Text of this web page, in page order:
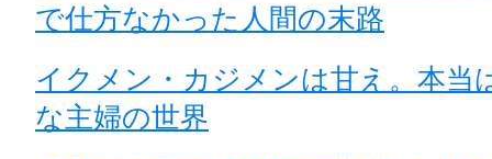
で仕方なかった人間の末路
イクメン・カジメンは甘え。本当
な主婦の世界